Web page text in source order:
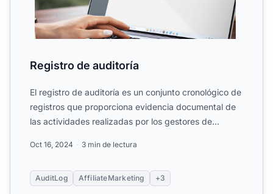
Registro de auditoría
El registro de auditoría es un conjunto cronológico de
registros que proporciona evidencia documental de
las actividades realizadas por los gestores de
Oct 16, 2024 3 min de lectura
AuditLog AffiliateMarketing +3